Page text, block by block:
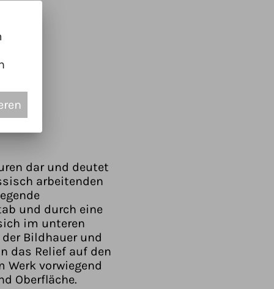
dar und deutet
arbeitenden
und durch eine
im unteren
Bildhauer und
das Relief auf den
Werk vorwiegend
Oberfläche.